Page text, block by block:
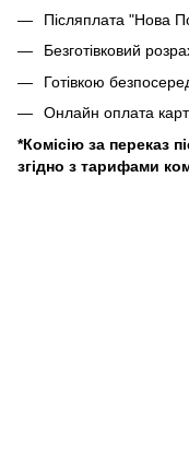
Післяплата "Нова
Безготівковий
Готівкою
Онлайн оплата
*Комісію за переказ
згідно з тарифами